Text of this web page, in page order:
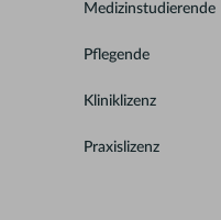
Medizinstudierende
Pflegende
Kliniklizenz
Praxislizenz